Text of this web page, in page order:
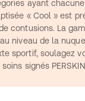
ayant
« Cool » est
contusions. La
niveau de la
sportif, soulagez
signés